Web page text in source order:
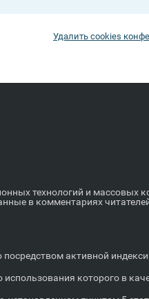
Удалить cookies
технологий и массовых
в комментариях
активной
которого в